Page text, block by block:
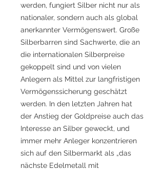
werden, fungiert Silber nicht nur als
nationaler, sondern auch als global
anerkannter Vermögenswert. Große
Silberbarren sind Sachwerte, die an
die internationalen Silberpreise
gekoppelt sind und von vielen
Anlegern als Mittel zur langfristigen
Vermögenssicherung geschätzt
werden. In den letzten Jahren hat
der Anstieg der Goldpreise auch das
Interesse an Silber geweckt, und
immer mehr Anleger konzentrieren
sich auf den Silbermarkt als „das
nächste Edelmetall mit